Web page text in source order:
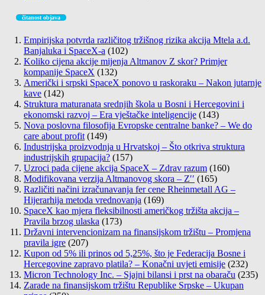
čitanost objava
Empirijska potvrda različitog tržišnog rizika akcija Mtela a.d.
Banjaluka i SpaceX-a (102)
Koliko cijena akcije mijenja Altmanov Z skor? Primjer
kompanije SpaceX (132)
Američki i srpski SpaceX ponovo u raskoraku – Nakon jutarnje
kave (142)
Struktura maturanata srednjih škola u Bosni i Hercegovini i
ekonomski razvoj – Era vještačke inteligencije (143)
Nova poslovna filosofija Evropske centralne banke? – We do
care about profit (149)
Industrijska proizvodnja u Hrvatskoj – Što otkriva struktura
industrijskih grupacija? (157)
Uzroci pada cijene akcija SpaceX – Zdrav razum (160)
Modifikovana verzija Altmanovog skora – Z′′ (165)
Različiti načini izračunavanja fer cene Rheinmetall AG –
Hijerarhija metoda vrednovanja (169)
SpaceX kao mjera fleksibilnosti američkog tržišta akcija –
Pravila brzog ulaska (173)
Državni intervencionizam na finansijskom tržištu – Promjena
pravila igre (207)
Kupon od 5% ili prinos od 5,25%, što je Federacija Bosne i
Hercegovine zapravo platila? – Konačni uvjeti emisije (232)
Micron Technology Inc. – Sjajni bilansi i prst na obaraču (235)
Zarade na finansijskom tržištu Republike Srpske – Ukupan